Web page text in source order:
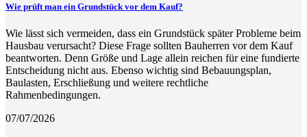
Wie prüft man ein Grundstück vor dem Kauf?
Wie lässt sich vermeiden, dass ein Grundstück später Probleme beim
Hausbau verursacht? Diese Frage sollten Bauherren vor dem Kauf
beantworten. Denn Größe und Lage allein reichen für eine fundierte
Entscheidung nicht aus. Ebenso wichtig sind Bebauungsplan,
Baulasten, Erschließung und weitere rechtliche
Rahmenbedingungen.
07/07/2026